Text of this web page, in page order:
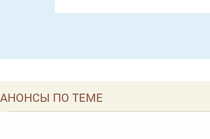
АНОНСЫ ПО ТЕМЕ